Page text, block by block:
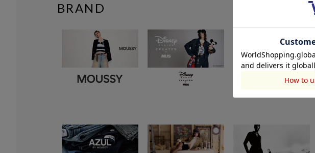
BRAND